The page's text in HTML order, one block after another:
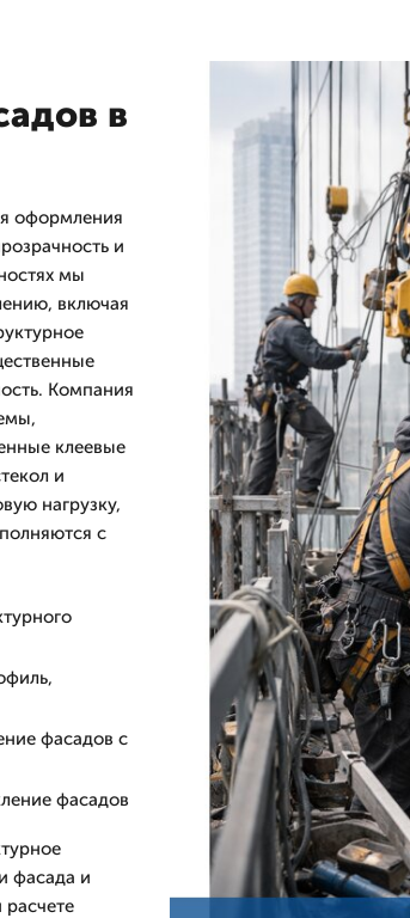
в
оформления
и
мы
включая
Компания
клеевые
и
нагрузку,
с
фасадов с
фасадов
фасада и